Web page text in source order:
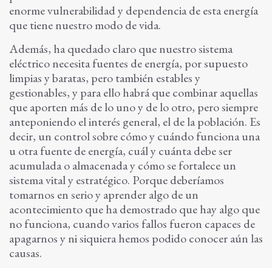
enorme vulnerabilidad y dependencia de esta energía
que tiene nuestro modo de vida.
Además, ha quedado claro que nuestro sistema
eléctrico necesita fuentes de energía, por supuesto
limpias y baratas, pero también estables y
gestionables, y para ello habrá que combinar aquellas
que aporten más de lo uno y de lo otro, pero siempre
anteponiendo el interés general, el de la población. Es
decir, un control sobre cómo y cuándo funciona una
u otra fuente de energía, cuál y cuánta debe ser
acumulada o almacenada y cómo se fortalece un
sistema vital y estratégico. Porque deberíamos
tomarnos en serio y aprender algo de un
acontecimiento que ha demostrado que hay algo que
no funciona, cuando varios fallos fueron capaces de
apagarnos y ni siquiera hemos podido conocer aún las
causas.